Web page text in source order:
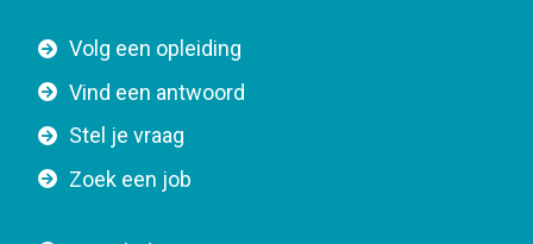
F
o
t
e
Volg een opleiding
Vind een antwoord
Stel je vraag
Zoek een job
o
n
a
v